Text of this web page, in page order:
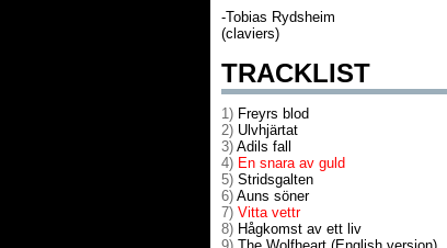
-Tobias Rydsheim
(claviers)
TRACKLIST
1) Freyrs blod
2) Ulvhjärtat
3) Adils fall
4) En snara av guld
5) Stridsgalten
6) Auns söner
7) Vitta vettr
8) Hågkomst av ett liv